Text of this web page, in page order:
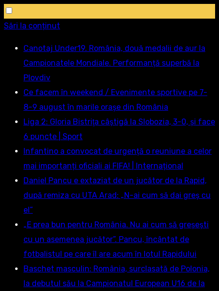
Sări la conținut
Canotaj Under19. România, două medalii de aur la
Campionatele Mondiale. Performanță superbă la
Plovdiv
Ce facem în weekend / Evenimente sportive pe 7-
8-9 august în marile orașe din România
Liga 2: Gloria Bistriţa câştigă la Slobozia, 3-0, şi face
6 puncte | Sport
Infantino a convocat de urgență o reuniune a celor
mai importanți oficiali ai FIFA! | Internațional
Daniel Pancu e extaziat de un jucător de la Rapid,
după remiza cu UTA Arad: „N-ai cum să dai greș cu
el”
„E prea bun pentru România. Nu ai cum să greşeşti
cu un asemenea jucător”. Pancu, încântat de
fotbalistul pe care îl are acum în lotul Rapidului
Baschet masculin: România, surclasată de Polonia,
la debutul său la Campionatul European U16 de la